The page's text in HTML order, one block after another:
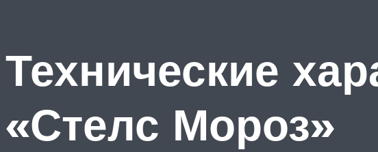
Технические
«Стелс Мороз»